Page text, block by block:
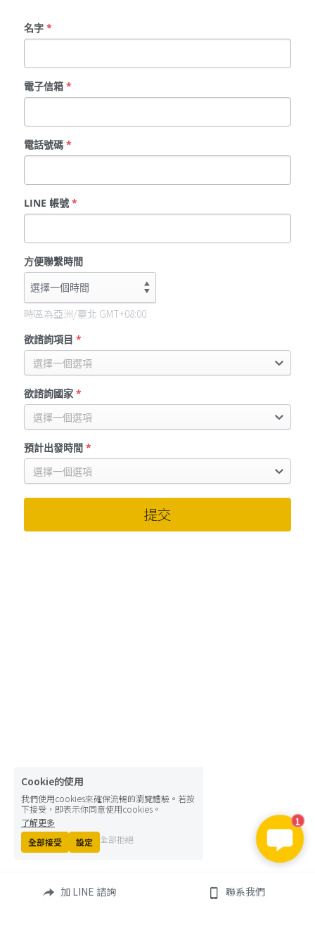
名字*
電子信箱*
電話號碼*
LINE 帳號*
方便聯繫時間
時區為亞洲/臺北 GMT+08:00
欲諮詢項目 *
選擇一個選項
欲諮詢國家*
選擇一個選項
預計出發時間*
選擇一個選項
提交
加 LINE 諮詢 聯系我們
Cookie的使用
我們使用cookies來確保流暢的瀏覽體驗。若按
下接受，即表示你同意使用cookies。
了解更多
全部接受
設定 全部拒絕
1